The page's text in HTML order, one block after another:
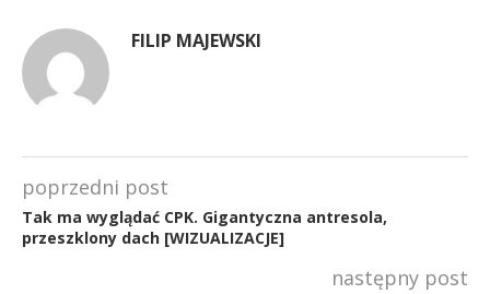
FILIP MAJEWSKI
poprzedni post
Tak ma wyglądać CPK. Gigantyczna antresola,
przeszklony dach [WIZUALIZACJE]
następny post